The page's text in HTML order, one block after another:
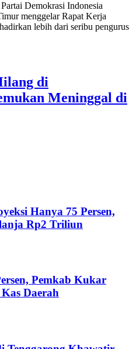
Demokrasi Indonesia
menggelar Rapat Kerja
lebih dari seribu pengurus
di
Meninggal di
Hanya 75 Persen,
Rp2 Triliun
Pemkab Kukar
Daerah